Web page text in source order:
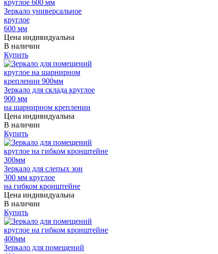
Зеркало универсальное
круглое
600 мм
Цена индивидуальна
В наличии
Купить
Зеркало для склада круглое
900 мм
на шарнирном креплении
Цена индивидуальна
В наличии
Купить
Зеркало для слепых зон
300 мм круглое
на гибком кронштейне
Цена индивидуальна
В наличии
Купить
Зеркало для помещений